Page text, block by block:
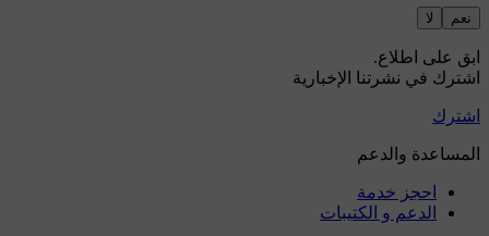
نعم لا